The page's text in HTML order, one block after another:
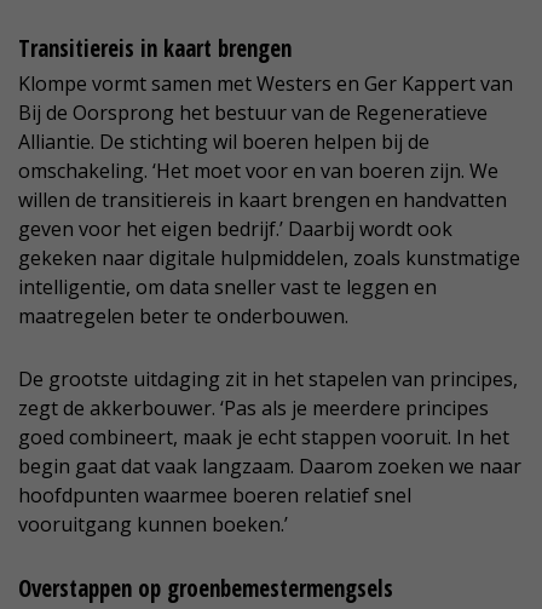
Transitiereis in kaart brengen
Klompe vormt samen met Westers en Ger Kappert van
Bij de Oorsprong het bestuur van de Regeneratieve
Alliantie. De stichting wil boeren helpen bij de
omschakeling. ‘Het moet voor en van boeren zijn. We
willen de transitiereis in kaart brengen en handvatten
geven voor het eigen bedrijf.’ Daarbij wordt ook
gekeken naar digitale hulpmiddelen, zoals kunstmatige
intelligentie, om data sneller vast te leggen en
maatregelen beter te onderbouwen.
De grootste uitdaging zit in het stapelen van principes,
zegt de akkerbouwer. ‘Pas als je meerdere principes
goed combineert, maak je echt stappen vooruit. In het
begin gaat dat vaak langzaam. Daarom zoeken we naar
hoofdpunten waarmee boeren relatief snel
vooruitgang kunnen boeken.’
Overstappen op groenbemestermengsels